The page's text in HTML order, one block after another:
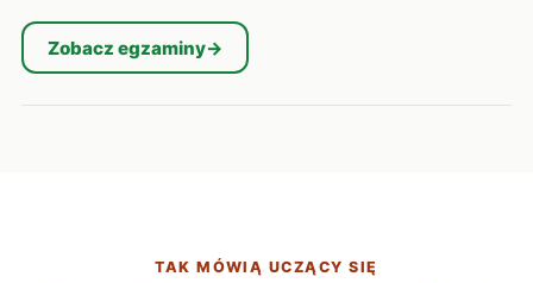
Zobacz egzaminy→
TAK MÓWIĄ UCZĄCY SIĘ